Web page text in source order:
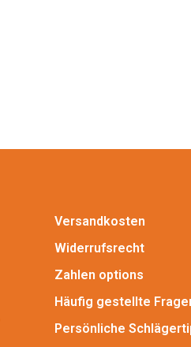
Versandkosten
Widerrufsrecht
Zahlen options
Häufig gestellte
Persönliche